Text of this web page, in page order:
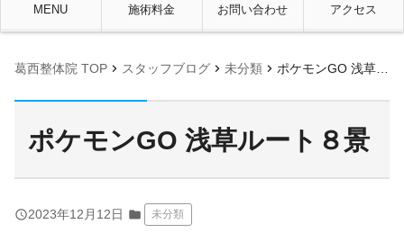
MENU 施術料金 お問い合わせ アクセス
葛西整体院 TOP chevron_right スタッフブログ chevron_right 未分類 chevron_right ポケモンGO 浅草ルート８景
ポケモンGO 浅草ルート８景
query_builder2023年12月12日 folder 未分類